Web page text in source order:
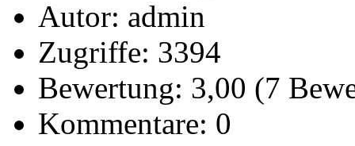
Autor: admin
Zugriffe: 3394
Bewertung: 3,00 (7
Kommentare: 0